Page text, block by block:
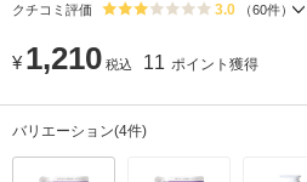
クチコミ評価 3.0 （60件）
¥ 1,210 税込 11 ポイント獲得
バリエーション(4件)